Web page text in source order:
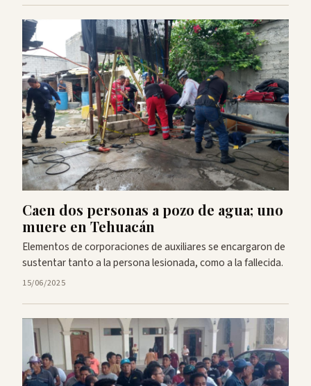
Caen dos personas a pozo de agua; uno
muere en Tehuacán
Elementos de corporaciones de auxiliares se encargaron de
sustentar tanto a la persona lesionada, como a la fallecida.
15/06/2025